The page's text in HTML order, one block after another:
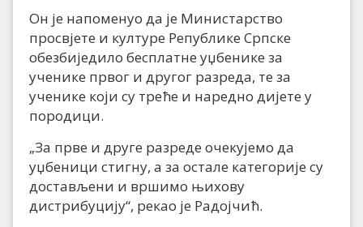
Он је напоменуо да је Министарство
просвјете и културе Републике Српске
обезбиједило бесплатне уџбенике за
ученике првог и другог разреда, те за
ученике који су треће и наредно дијете у
породици.
„За прве и друге разреде очекујемо да
уџбеници стигну, а за остале категорије су
достављени и вршимо њихову
дистрибуцију“, рекао је Радојчић.